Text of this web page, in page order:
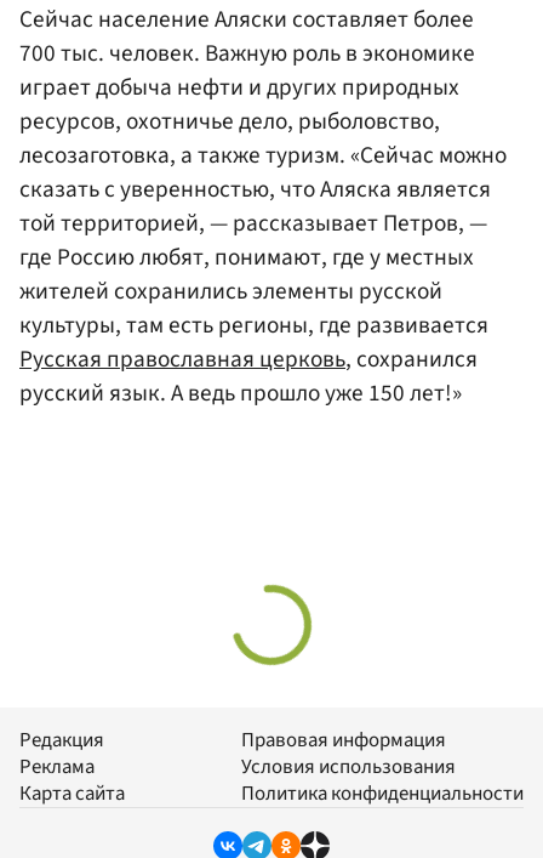
Сейчас население Аляски составляет более
700 тыс. человек. Важную роль в экономике
играет добыча нефти и других природных
ресурсов, охотничье дело, рыболовство,
лесозаготовка, а также туризм. «Сейчас можно
сказать с уверенностью, что Аляска является
той территорией, — рассказывает Петров, —
где Россию любят, понимают, где у местных
жителей сохранились элементы русской
культуры, там есть регионы, где развивается
Русская православная церковь, сохранился
русский язык. А ведь прошло уже 150 лет!»
Редакция
Реклама
Карта сайта
Правовая информация
Условия использования
Политика конфиденциальности